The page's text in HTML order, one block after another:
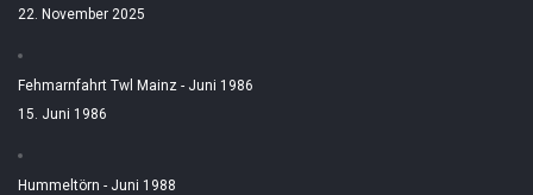
22. November 2025
Fehmarnfahrt Twl Mainz - Juni 1986
15. Juni 1986
Hummeltörn - Juni 1988